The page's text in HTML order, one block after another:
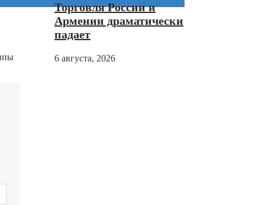
Торговля России и
Армении драматически
падает
6 августа, 2026